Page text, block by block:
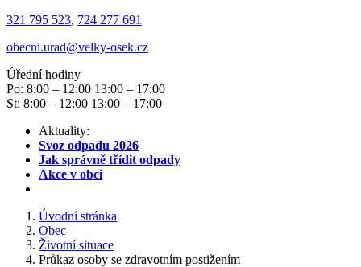
321 795 523, 724 277 691
obecni.urad@velky-osek.cz
Úřední hodiny
Po: 8:00 – 12:00 13:00 – 17:00
St: 8:00 – 12:00 13:00 – 17:00
Aktuality:
Svoz odpadu 2026
Jak správně třídit odpady
Akce v obci
Úvodní stránka
Obec
Životní situace
Průkaz osoby se zdravotním postižením